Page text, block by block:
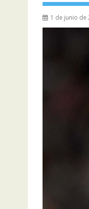
1 de junio de